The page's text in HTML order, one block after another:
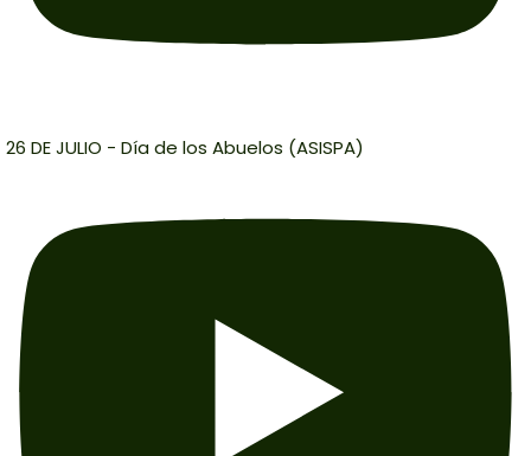
26 DE JULIO - Día de los Abuelos (ASISPA)